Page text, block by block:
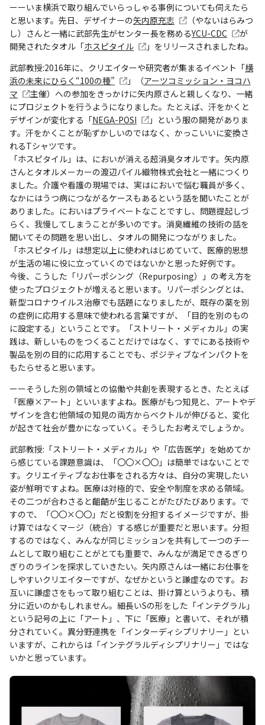
ーーいま横浜で取り組んでいらっしゃる事例についても伺えたら
と思います。先日、デザイナーの矢内原充志
（やないはらみつ
し）さんと一緒に武部先生がセンター長を務めるYCU-CDC
が
開発されたタオル「ホスピタイル
」をリリースされましたね。
武部教授:2016年に、クリエイターや研究者が集まるイベント「横
浜の未来にひらく“100の種”
」（アーツコミッション・ヨコハ
マ
主催）への参加をきっかけに矢内原さんと親しくなり、一緒
にプロジェクトを行うようになりました。たとえば、汗をかくと
デザインが変化する「NEGA-POSI
」という服の開発がありま
す。汗をかくことが恥ずかしいのではなく、かっこいいに変換さ
れるTシャツです。
「ホスピタイル」は、においが消える超消臭タオルです。矢内原
さんとタオルメーカーの渡辺パイル織物株式会社と一緒につくり
ました。介護や看護の現場では、実はにおいで悩む職員が多く、
なかにはうつ病につながるケースもあるという話を聞いたことが
ありました。においはプライベートなことですし、問題提起しづ
らく、我慢してしまうことが多いのです。消臭繊維の技術の話を
聞いてその問題を思い出し、タオルの開発につながりました。
「ホスピタイル」は想定以上に使われはじめていて、医療的思想
が生活の場に役に立っていくのではないかと思った好例です。
今後、こうした「リパーポシング（Repurposing）」の考え方を
使ったプロジェクトが増えると思います。リパーポシングとは、
新型コロナウイルス治療でも話題になりましたが、既存の薬を別
の症例に応用する意味で使われる言葉ですが、「目的を別のもの
に設定する」ということです。「ストリート・メディカル」の実
践は、新しいものをつくることだけではなく、すでにある技術や
製品を別の目的に応用することでも、ポジティブなインパクトを
もたらせると思います。
ーーそうした別の領域との協働や共創を表現するとき、たとえば
「医療×アート」といいますよね。医療がもつ知見と、アートやデ
ザインを含む他領域の知見の両方からベクトルが伸びると、変化
が起きて社会が豊かになっていく。そうしたお考えでしょうか。
武部教授:「ストリート・メディカル」や「広告医学」を始めてか
ら感じている課題意識は、「〇〇×〇〇」は簡単ではないことで
す。クリエイティブなお仕事をされる方々は、自分の実現したい
姿が鮮明ですよね。医療は対極的で、安全や制度を求める領域。
その二つが合わさると齟齬が生じることがたびたびあります。で
すので、「〇〇×〇〇」だと役割を分担するイメージですが、掛
け算ではなくマージ（統合）する感じが重要だと思います。分担
するのではなく、みんなが同じミッションを共有して一つのチー
ムとして取り組むことがとても重要で、みんなが満足できるぎり
ぎりのラインを探求していきたい。矢内原さんは一緒にお仕事を
しやすいクリエイターですが、なぜかというと謙虚なのです。お
互いに謙虚さをもって取り組むことは、掛け算というよりも、積
分に近いのかもしれません。細長いSの形をした「インテグラル」
という記号の上に「アート」、下に「医療」と書いて、それが積
分されていく。異分野連携を「インターディシプリナリー」とい
いますが、これからは「インテグラルディシプリナリー」ではな
いかと思っています。